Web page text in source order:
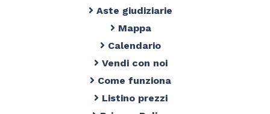
Aste giudiziarie
Mappa
Calendario
Vendi con noi
Come funziona
Listino prezzi